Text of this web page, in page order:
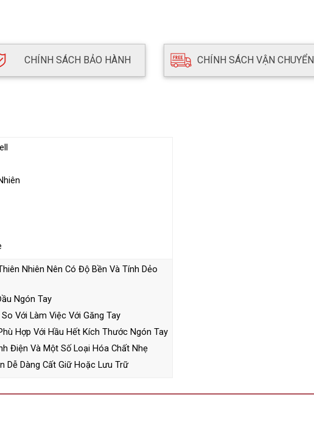
CHÍNH SÁCH BẢO HÀNH CHÍNH SÁCH VẬN CHUYỂN
Nhiên Nên Có Độ Bền Và Tính Dẻo
Ngón Tay
Với Làm Việc Với Găng Tay
Hợp Với Hầu Hết Kích Thước Ngón Tay
Điện Và Một Số Loại Hóa Chất Nhẹ
Dễ Dàng Cất Giữ Hoặc Lưu Trữ